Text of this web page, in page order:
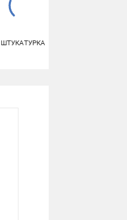
ШТУКАТУРКА